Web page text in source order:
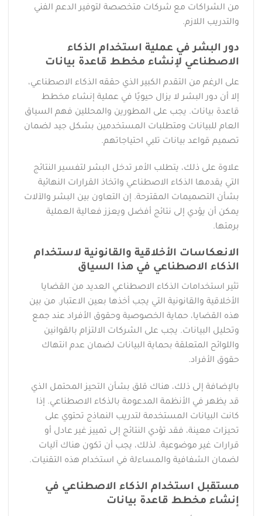
من الشراكات مع شركات متخصصة لتوفير الدعم الفني
والتدريب اللازم.
دور البشر في عملية استخدام الذكاء
الاصطناعي لإنشاء مخطط قاعدة بيانات
على الرغم من التقدم الكبير الذي حققه الذكاء الاصطناعي،
إلا أن دور البشر لا يزال حيويًا في عملية إنشاء مخطط
قاعدة بيانات. يجب على المطورين والمحللين فهم السياق
العام للبيانات ومتطلبات المستخدمين بشكل جيد لضمان
تصميم قواعد بيانات تلبي احتياجاتهم.
علاوة على ذلك، يتطلب الأمر تدخل البشر لتفسير النتائج
التي يقدمها الذكاء الاصطناعي واتخاذ القرارات النهائية
بشأن التصميمات المقترحة. إن التعاون بين البشر والآلات
يمكن أن يؤدي إلى نتائج أفضل ويعزز فعالية العملية
برمتها.
الانعكاسات الأخلاقية والقانونية لاستخدام
الذكاء الاصطناعي في هذا السياق
تثير استخدامات الذكاء الاصطناعي العديد من القضايا
الأخلاقية والقانونية التي يجب أخذها بعين الاعتبار. من بين
هذه القضايا، حماية الخصوصية وحقوق الأفراد عند جمع
وتحليل البيانات. يجب على الشركات الالتزام بالقوانين
واللوائح المتعلقة بحماية البيانات لضمان عدم انتهاك
حقوق الأفراد.
بالإضافة إلى ذلك، هناك قلق بشأن التحيز المحتمل الذي
قد يظهر في الأنظمة المدعومة بالذكاء الاصطناعي. إذا
كانت البيانات المستخدمة لتدريب النماذج تحتوي على
تحيزات معينة، فقد تؤدي النتائج إلى تمييز غير عادل أو
قرارات غير موضوعية. لذلك، يجب أن تكون هناك آليات
لضمان الشفافية والمساءلة في استخدام هذه التقنيات.
مستقبل استخدام الذكاء الاصطناعي في
إنشاء مخطط قاعدة بيانات